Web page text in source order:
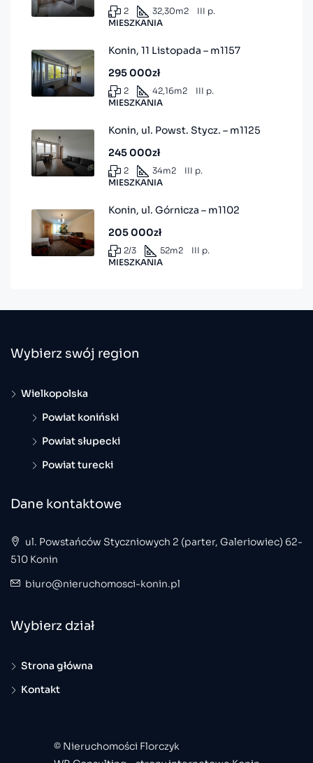
2 32,30m2
III p.
MIESZKANIA
Konin, 11 Listopada – m1157
295 000zł
2 42,16m2
III p.
MIESZKANIA
Konin, ul. Powst. Stycz. – m1125
245 000zł
2 34m2
III p.
MIESZKANIA
Konin, ul. Górnicza – m1102
205 000zł
2/3 52m2
III p.
MIESZKANIA
Wybierz swój region
Wielkopolska
Powiat koniński
Powiat słupecki
Powiat turecki
Dane kontaktowe
ul. Powstańców Styczniowych 2 (parter, Galeriowiec) 62-
510 Konin
biuro@nieruchomosci-konin.pl
Wybierz dział
Strona główna
Kontakt
© Nieruchomości Florczyk